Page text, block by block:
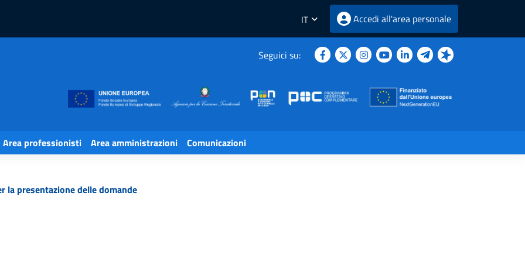
IT Accedi all'area personale
Seguici su:
Area professionisti Area amministrazioni Comunicazioni
la presentazione delle domande